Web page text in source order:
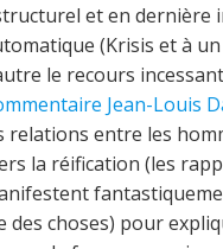
et en dernière
(Krisis et à
le recours
Jean-Louis
relations entre les
la réification (les
choses) pour